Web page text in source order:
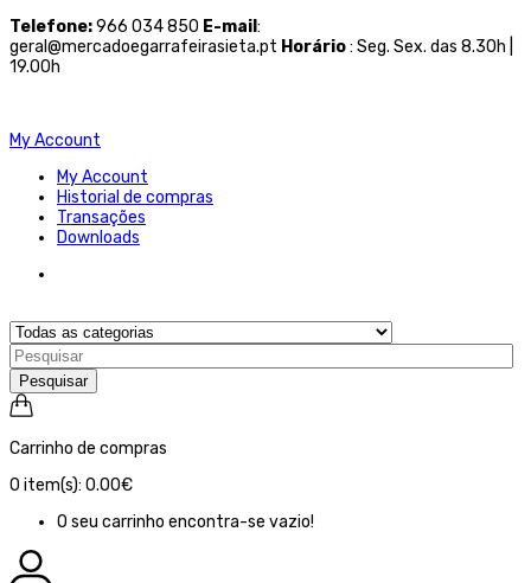
Telefone:966 034 850 E-mail :
geral@mercadoegarrafeirasieta.pt Horário: Seg. Sex. das 8.30h |
19.00h
My Account
My Account
Historial de compras
Transações
Downloads
Pesquisar
Carrinho de compras
0 item(s): 0.00€
O seu carrinho encontra-se vazio!